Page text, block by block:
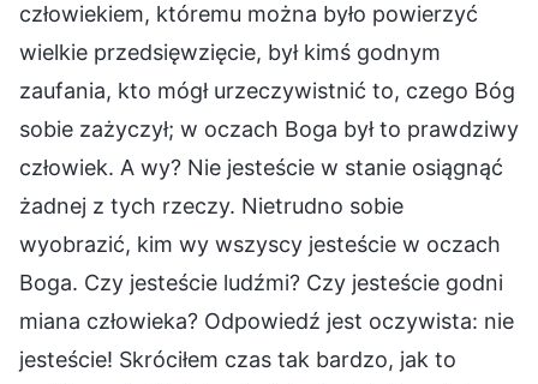
człowiekiem, któremu można było powierzyć
wielkie przedsięwzięcie, był kimś godnym
zaufania, kto mógł urzeczywistnić to, czego Bóg
sobie zażyczył; w oczach Boga był to prawdziwy
człowiek. A wy? Nie jesteście w stanie osiągnąć
żadnej z tych rzeczy. Nietrudno sobie
wyobrazić, kim wy wszyscy jesteście w oczach
Boga. Czy jesteście ludźmi? Czy jesteście godni
miana człowieka? Odpowiedź jest oczywista: nie
jesteście! Skróciłem czas tak bardzo, jak to